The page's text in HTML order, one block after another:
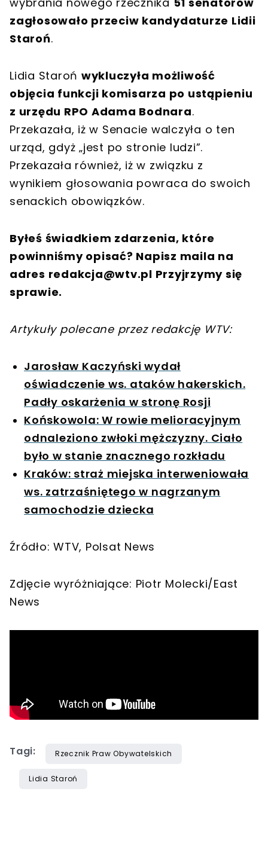
zagłosowało przeciw kandydaturze Lidii
Staroń.
Lidia Staroń wykluczyła możliwość
objęcia funkcji komisarza po ustąpieniu
z urzędu RPO Adama Bodnara.
Przekazała, iż w Senacie walczyła o ten
urząd, gdyż „jest po stronie ludzi”.
Przekazała również, iż w związku z
wynikiem głosowania powraca do swoich
senackich obowiązków.
Byłeś świadkiem zdarzenia, które
powinniśmy opisać? Napisz maila na
adres redakcja@wtv.pl Przyjrzymy się
sprawie.
Artykuły polecane przez redakcję WTV:
Jarosław Kaczyński wydał
oświadczenie ws. ataków hakerskich.
Padły oskarżenia w stronę Rosji
Końskowola: W rowie melioracyjnym
odnaleziono zwłoki mężczyzny. Ciało
było w stanie znacznego rozkładu
Kraków: straż miejska interweniowała
ws. zatrzaśniętego w nagrzanym
samochodzie dziecka
Źródło: WTV, Polsat News
Zdjęcie wyróżniające: Piotr Molecki/East
News
Tagi: Rzecznik Praw Obywatelskich
Lidia Staroń